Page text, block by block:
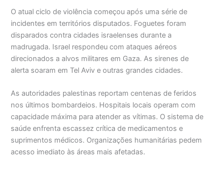
O atual ciclo de violência começou após uma série de
incidentes em territórios disputados. Foguetes foram
disparados contra cidades israelenses durante a
madrugada. Israel respondeu com ataques aéreos
direcionados a alvos militares em Gaza. As sirenes de
alerta soaram em Tel Aviv e outras grandes cidades.
As autoridades palestinas reportam centenas de feridos
nos últimos bombardeios. Hospitais locais operam com
capacidade máxima para atender as vítimas. O sistema de
saúde enfrenta escassez crítica de medicamentos e
suprimentos médicos. Organizações humanitárias pedem
acesso imediato às áreas mais afetadas.